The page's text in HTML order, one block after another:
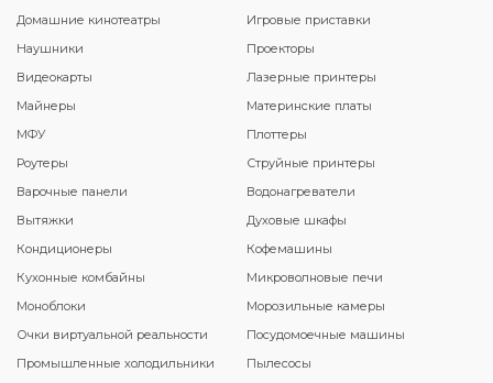
Домашние кинотеатры
Игровые приставки
Наушники
Проекторы
Видеокарты
Лазерные принтеры
Майнеры
Материнские платы
МФУ
Плоттеры
Роутеры
Струйные принтеры
Варочные панели
Водонагреватели
Вытяжки
Духовые шкафы
Кондиционеры
Кофемашины
Кухонные комбайны
Микроволновые печи
Моноблоки
Морозильные камеры
Очки виртуальной реальности
Посудомоечные машины
Промышленные холодильники
Пылесосы